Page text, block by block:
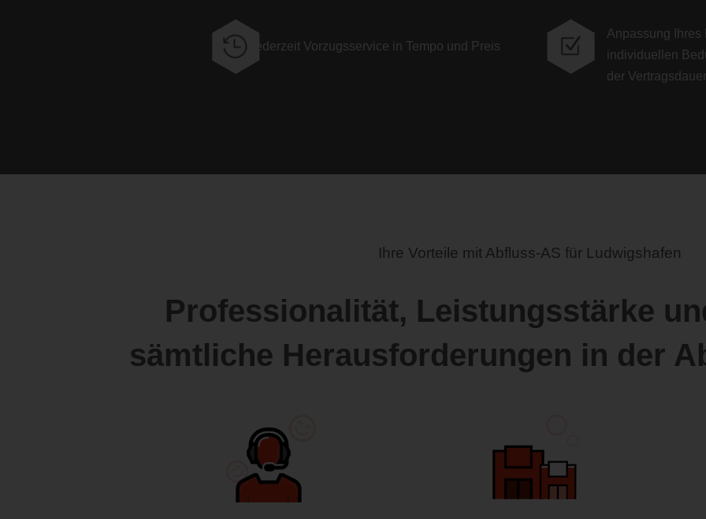
 Jederzeit Vorzugsservice in Tempo und Preis Z
Anpassung Ihres
individuellen
der
Ihre Vorteile mit Abfluss-AS für Ludwigshafen
Professionalität, Leistungsstärke
sämtliche Herausforderungen in der